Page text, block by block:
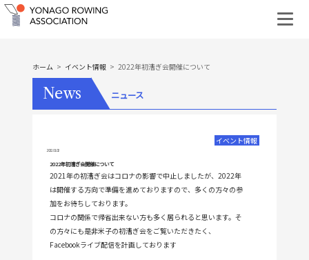
ホーム イベント情報 2022年初漕ぎ会開催について
News ニュース
イベント情報
2022.01.02
2022年初漕ぎ会開催について
2021年の初漕ぎ会はコロナの影響で中止しましたが、2022年
は開催する方向で準備を進めておりますので、多くの方々の参
加をお待ちしております。
コロナの関係で帰省出来ない方も多く居られると思います。そ
の方々にも是非米子の初漕ぎ会をご覧いただきたく、
Facebookライブ配信を計画しております